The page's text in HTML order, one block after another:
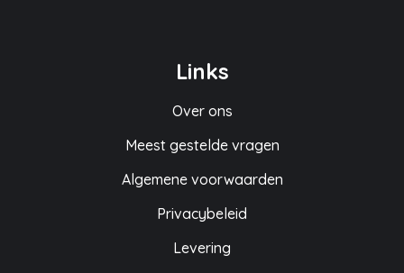
Links
Over ons
Meest gestelde vragen
Algemene voorwaarden
Privacybeleid
Levering